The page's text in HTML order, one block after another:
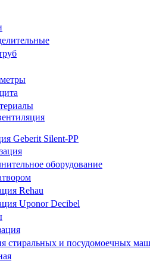
Geberit Silent-PP
оборудование
Rehau
Uponor Decibel
стиральных и посудомоечных